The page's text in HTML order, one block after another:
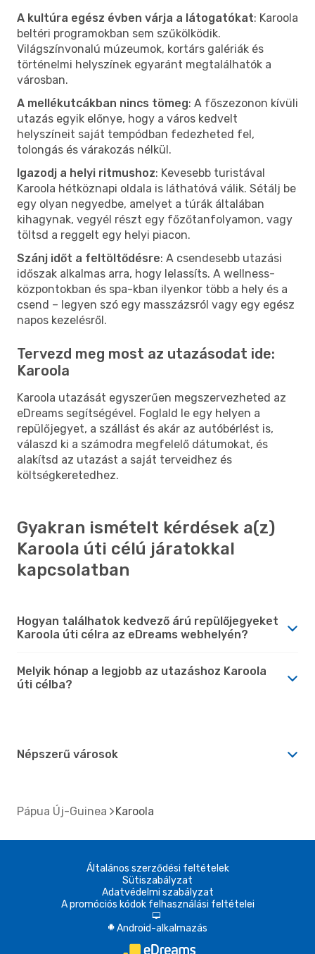
A kultúra egész évben várja a látogatókat: Karoola
beltéri programokban sem szűkölködik.
Világszínvonalú múzeumok, kortárs galériák és
történelmi helyszínek egyaránt megtalálhatók a
városban.
A mellékutcákban nincs tömeg: A főszezonon kívüli
utazás egyik előnye, hogy a város kedvelt
helyszíneit saját tempódban fedezheted fel,
tolongás és várakozás nélkül.
Igazodj a helyi ritmushoz: Kevesebb turistával
Karoola hétköznapi oldala is láthatóvá válik. Sétálj be
egy olyan negyedbe, amelyet a túrák általában
kihagynak, vegyél részt egy főzőtanfolyamon, vagy
töltsd a reggelt egy helyi piacon.
Szánj időt a feltöltődésre: A csendesebb utazási
időszak alkalmas arra, hogy lelassíts. A wellness-
központokban és spa-kban ilyenkor több a hely és a
csend – legyen szó egy masszázsról vagy egy egész
napos kezelésről.
Tervezd meg most az utazásodat ide:
Karoola
Karoola utazását egyszerűen megszervezheted az
eDreams segítségével. Foglald le egy helyen a
repülőjegyet, a szállást és akár az autóbérlést is,
válaszd ki a számodra megfelelő dátumokat, és
alakítsd az utazást a saját terveidhez és
költségkeretedhez.
Gyakran ismételt kérdések a(z)
Karoola úti célú járatokkal
kapcsolatban
Hogyan találhatok kedvező árú repülőjegyeket
Karoola úti célra az eDreams webhelyén?
Melyik hónap a legjobb az utazáshoz Karoola
úti célba?
Népszerű városok
Pápua Új-Guinea Karoola
Általános szerződési feltételek
Sütiszabályzat
Adatvédelmi szabályzat
A promóciós kódok felhasználási feltételei
d
A Android-alkalmazás